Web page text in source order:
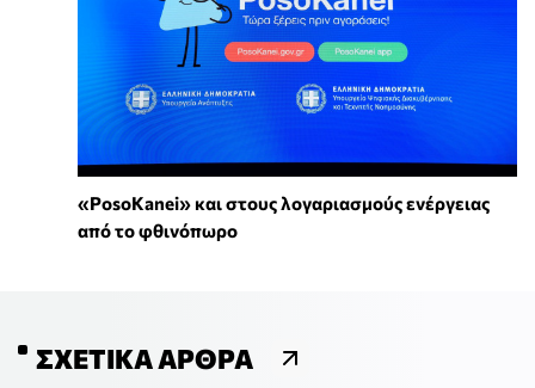
«PosoKanei» και στους λογαριασμούς ενέργειας
από το φθινόπωρο
ΣΧΕΤΙΚΆ ΆΡΘΡΑ